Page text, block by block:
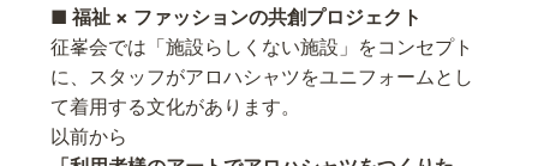
■ 福祉 × ファッションの共創プロジェクト
征峯会では「施設らしくない施設」をコンセプト
に、スタッフがアロハシャツをユニフォームとし
て着用する文化があります。
以前から